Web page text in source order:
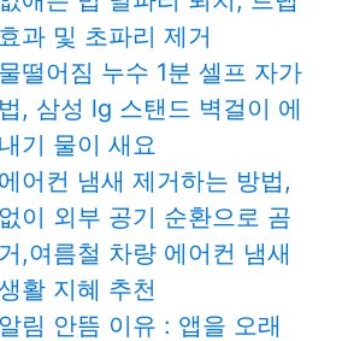
과 및 초파리 제거
떨어짐 누수 1분 셀프 자가
, 삼성 lg 스탠드 벽걸이 에
기 물이 새요
어컨 냄새 제거하는 방법,
이 외부 공기 순환으로 곰
,여름철 차량 에어컨 냄새
활 지혜 추천
림 안뜸 이유 : 앱을 오래